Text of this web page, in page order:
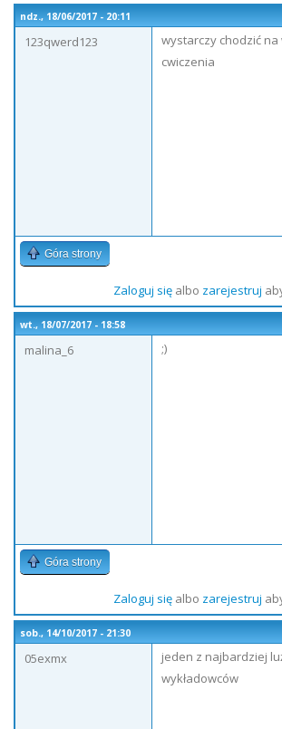
ndz., 18/06/2017 - 20:11
123qwerd123
wystarczy chodzić na
cwiczenia
Góra strony
Zaloguj sięalbo zarejestruj
wt., 18/07/2017 - 18:58
malina_6
;)
Góra strony
Zaloguj sięalbo zarejestruj
sob., 14/10/2017 - 21:30
05exmx
jeden z najbardziej
wykładowców